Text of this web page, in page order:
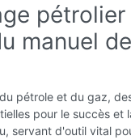
pétrolier
manuel
pétrole et du gaz,
pour le succès et
servant d'outil vital